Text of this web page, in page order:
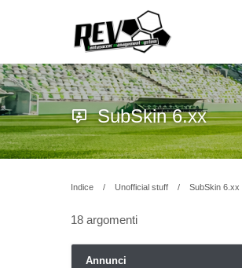
SubSkin 6.xx
Indice Unofficial stuff SubSkin 6.xx
18 argomenti
Annunci